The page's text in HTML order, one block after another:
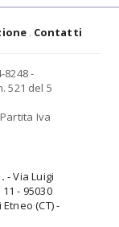
Contatti
8248 -
521 del 5
Iva
- Via Luigi
- 95030
(CT) -